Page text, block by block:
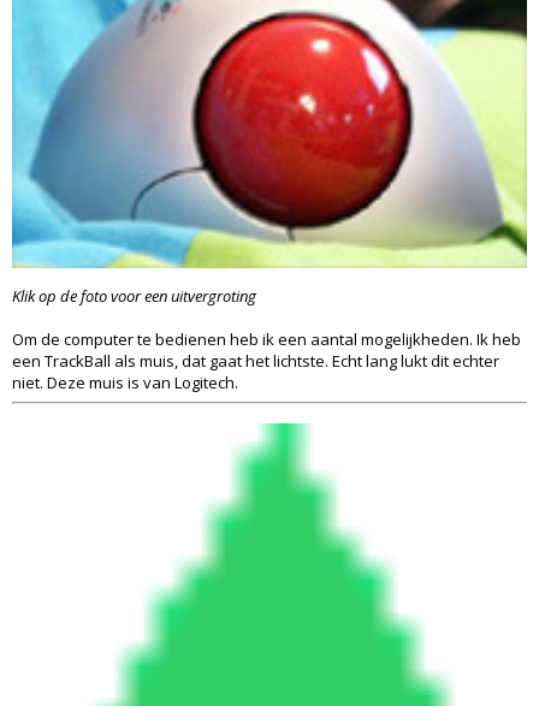
Klik op de foto voor een uitvergroting
Om de computer te bedienen heb ik een aantal mogelijkheden. Ik heb
een TrackBall als muis, dat gaat het lichtste. Echt lang lukt dit echter
niet. Deze muis is van Logitech.